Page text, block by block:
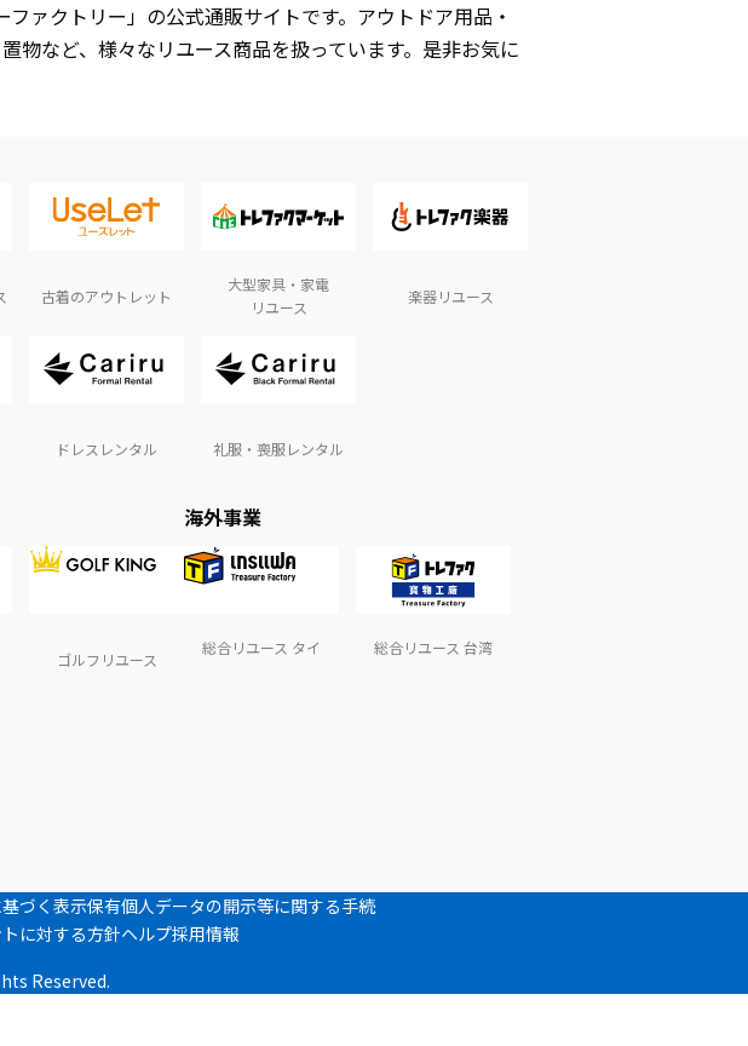
ァクトリー」の公式通販サイトです。アウトドア用品・
物など、様々なリユース商品を扱っています。是非お気に
古着のアウトレット
大型家具・家電
リユース
楽器リユース
ドレスレンタル 礼服・喪服レンタル
ゴルフリユース
海外事業
総合リユース タイ 総合リユース 台湾
づく表示保有個人データの開示等に関する手続
に対する方針ヘルプ採用情報
Reserved.